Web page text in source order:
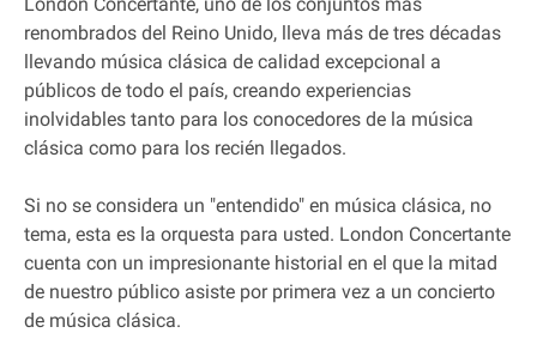
renombrados del Reino Unido, lleva más de tres décadas
llevando música clásica de calidad excepcional a
públicos de todo el país, creando experiencias
inolvidables tanto para los conocedores de la música
clásica como para los recién llegados.
Si no se considera un "entendido" en música clásica, no
tema, esta es la orquesta para usted. London Concertante
cuenta con un impresionante historial en el que la mitad
de nuestro público asiste por primera vez a un concierto
de música clásica.